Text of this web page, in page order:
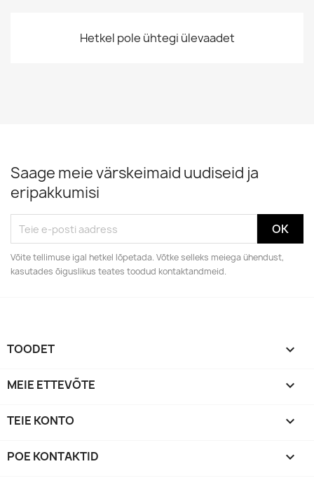
Hetkel pole ühtegi ülevaadet
Saage meie värskeimaid uudiseid ja
eripakkumisi
Võite tellimuse igal hetkel lõpetada. Võtke selleks meiega ühendust,
kasutades õiguslikus teates toodud kontaktandmeid.
TOODET 
MEIE ETTEVÕTE 
TEIE KONTO 
POE KONTAKTID keyboard_arrow_down